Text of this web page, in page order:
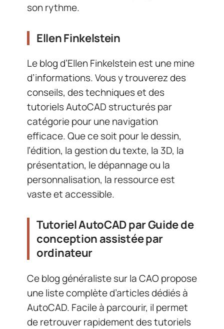
son rythme.
Ellen Finkelstein
Le blog d’Ellen Finkelstein est une mine
d’informations. Vous y trouverez des
conseils, des techniques et des
tutoriels AutoCAD structurés par
catégorie pour une navigation
efficace. Que ce soit pour le dessin,
l’édition, la gestion du texte, la 3D, la
présentation, le dépannage ou la
personnalisation, la ressource est
vaste et accessible.
Tutoriel AutoCAD par Guide de
conception assistée par
ordinateur
Ce blog généraliste sur la CAO propose
une liste complète d’articles dédiés à
AutoCAD. Facile à parcourir, il permet
de retrouver rapidement des tutoriels